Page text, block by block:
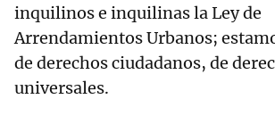
inquilinos e inquilinas la Ley de
Arrendamientos Urbanos;
de derechos ciudadanos, de
universales.